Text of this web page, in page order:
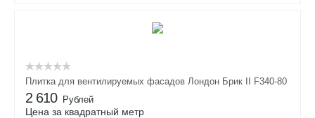
Плитка для вентилируемых фасадов Лондон Брик II F340-80
2 610 Рублей
Цена за квадратный метр